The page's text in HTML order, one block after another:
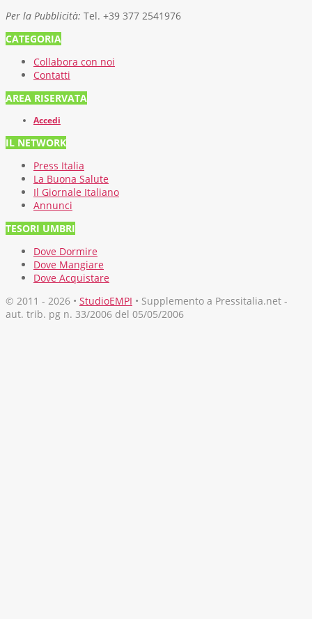
Per la Pubblicità: Tel. +39 377 2541976
CATEGORIA
Collabora con noi
Contatti
AREA RISERVATA
Accedi
IL NETWORK
Press Italia
La Buona Salute
Il Giornale Italiano
Annunci
TESORI UMBRI
Dove Dormire
Dove Mangiare
Dove Acquistare
© 2011 - 2026 • StudioEMPI • Supplemento a Pressitalia.net -
aut. trib. pg n. 33/2006 del 05/05/2006